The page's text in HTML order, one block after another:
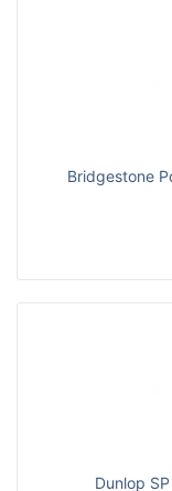
Bridgestone
Dunlop